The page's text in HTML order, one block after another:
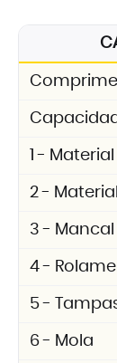
1 -
2 -
3 - Mancal
4 -
5 -
6 - Mola